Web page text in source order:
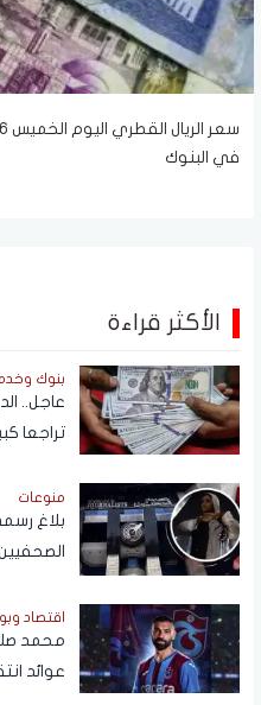
في البنوك
الأكثر قراءة
بنوك
تراجعا
منوعات
بلاغ
اقتصاد
محمد
عوائد